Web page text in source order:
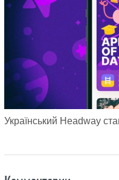
Український Headway